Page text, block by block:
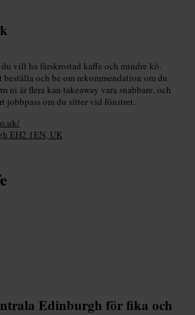
vill ha färskrostad kaffe och mindre kö.
och be om rekommendation om du
ni är flera kan takeaway vara snabbare, och
jobbpass om du sitter vid fönstret.
EH2 1EN, UK
Edinburgh för fika och